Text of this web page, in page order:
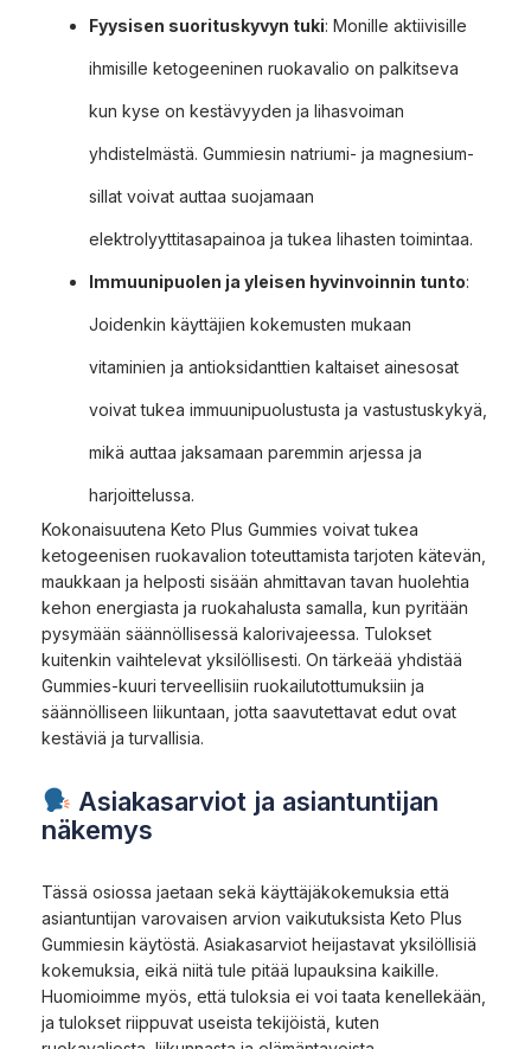
Fyysisen suorituskyvyn tuki: Monille aktiivisille
ihmisille ketogeeninen ruokavalio on palkitseva
kun kyse on kestävyyden ja lihasvoiman
yhdistelmästä. Gummiesin natriumi- ja magnesium-
sillat voivat auttaa suojamaan
elektrolyyttitasapainoa ja tukea lihasten toimintaa.
Immuunipuolen ja yleisen hyvinvoinnin tunto:
Joidenkin käyttäjien kokemusten mukaan
vitaminien ja antioksidanttien kaltaiset ainesosat
voivat tukea immuunipuolustusta ja vastustuskykyä,
mikä auttaa jaksamaan paremmin arjessa ja
harjoittelussa.
Kokonaisuutena Keto Plus Gummies voivat tukea
ketogeenisen ruokavalion toteuttamista tarjoten kätevän,
maukkaan ja helposti sisään ahmittavan tavan huolehtia
kehon energiasta ja ruokahalusta samalla, kun pyritään
pysymään säännöllisessä kalorivajeessa. Tulokset
kuitenkin vaihtelevat yksilöllisesti. On tärkeää yhdistää
Gummies-kuuri terveellisiin ruokailutottumuksiin ja
säännölliseen liikuntaan, jotta saavutettavat edut ovat
kestäviä ja turvallisia.
Asiakasarviot ja asiantuntijan
näkemys
Tässä osiossa jaetaan sekä käyttäjäkokemuksia että
asiantuntijan varovaisen arvion vaikutuksista Keto Plus
Gummiesin käytöstä. Asiakasarviot heijastavat yksilöllisiä
kokemuksia, eikä niitä tule pitää lupauksina kaikille.
Huomioimme myös, että tuloksia ei voi taata kenellekään,
ja tulokset riippuvat useista tekijöistä, kuten